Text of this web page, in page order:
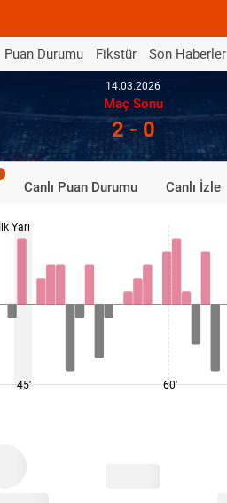
Puan Durumu Fikstür Son Haberler
14.03.2026
Maç Sonu
2 - 0
Canlı Puan Durumu Canlı İzle
İlk Yarı
45' 60'